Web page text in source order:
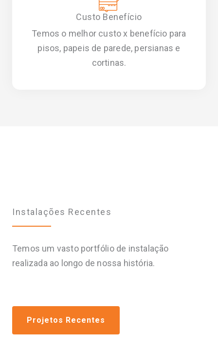
Custo Benefício
Temos o melhor custo x benefício para
pisos, papeis de parede, persianas e
cortinas.
Instalações Recentes
Temos um vasto portfólio de instalação
realizada ao longo de nossa história.
Projetos Recentes